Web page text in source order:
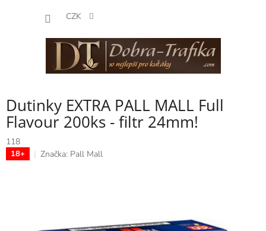
CZK
Dutinky EXTRA PALL MALL Full
Flavour 200ks - filtr 24mm!
118
18+ Značka: Pall Mall